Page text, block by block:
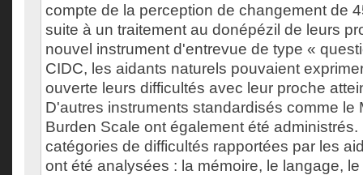
compte de la perception de changement de
suite à un traitement au donépézil de leurs
nouvel instrument d'entrevue de type «
CIDC, les aidants naturels pouvaient
ouverte leurs difficultés avec leur proche
D'autres instruments standardisés comme le
Burden Scale ont également été administrés.
catégories de difficultés rapportées par les
ont été analysées : la mémoire, le langage,